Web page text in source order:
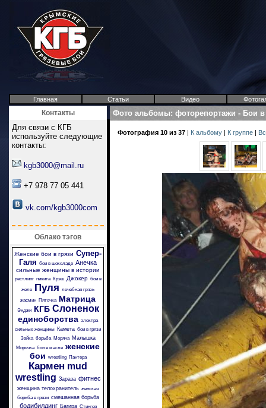
Главная Статьи Видео
Контакты
Для связи с КГБ
используйте следующие
контакты:
kgb3000@mail.ru
+7 978 77 05 441
vk.com/kgb3000com
Облако тэгов
Женские бои в грязи Супер-
Галя бои в шоколаде Анечка
сильные женщины в истории
рестлинг никита Крэш Джокер бои в
желе Пуля лечебная грязь
жасмин Пяточка Матрица
Энджи КГБ Слоненок
единоборства электра
сильные женщины Камета бои в грязи
Зайка борьба Моряча Малышка
Морячка бои в масле женские
бои wrestling Пантера
Кармен mud
wrestling Зараза фитнес
женщина телохранитель женская
борьба в грязи смешанная борьба
бодибилдинг Багира Стингер
Фото альбомы: фоторепортажи - Бои
Фотография 10 из 37 | К альбому | К группе |